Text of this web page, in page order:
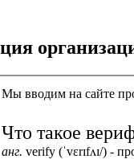
Мы вводим на сайте
Что такое
анг. verify (ˈvɛrɪfʌɪ/) -